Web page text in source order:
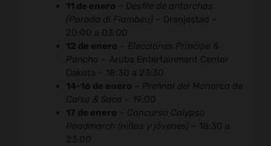
11 de enero – Desfile de antorchas
(Parada di Flambeu) – Oranjestad –
20:00 a 03:00
12 de enero – Elecciones Príncipe &
Pancho – Aruba Entertainment Center
Dakota – 18:30 a 23:30
14-16 de enero – Prefinal del Monarca de
Caiso & Soca – 19:00
17 de enero – Concurso Calypso
Roadmarch (niños y jóvenes) – 18:30 a
23:00